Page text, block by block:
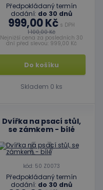
Předpokládaný termín
dodání: do 30 dnů
999,00 Kč s DPH
1 100,00 Kč
Nejnižší cena za posledních 30
dní před slevou: 999,00 Kč
Do košíku
Skladem 0 ks
Dvířka na psací stůl,
se zámkem - bílé
kód: 50 Z0073
Předpokládaný termín
dodání: do 30 dnů